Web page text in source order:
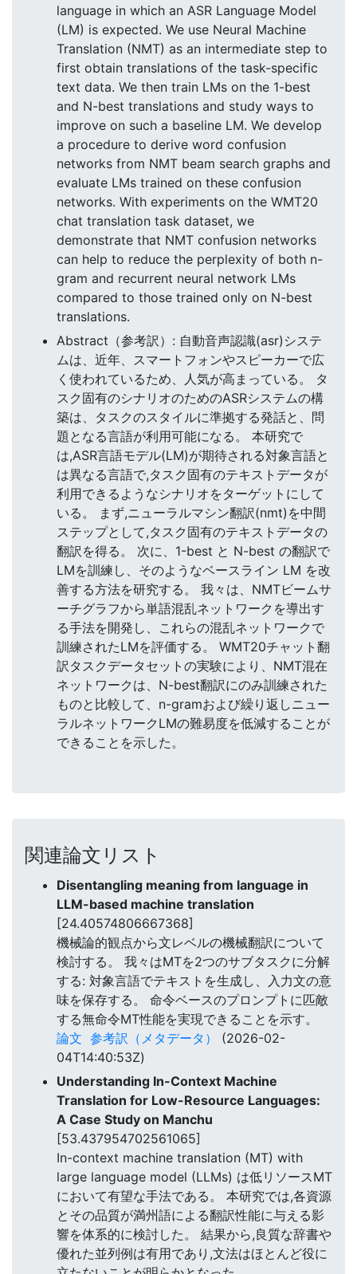
language in which an ASR Language Model
(LM) is expected. We use Neural Machine
Translation (NMT) as an intermediate step to
first obtain translations of the task-specific
text data. We then train LMs on the 1-best
and N-best translations and study ways to
improve on such a baseline LM. We develop
a procedure to derive word confusion
networks from NMT beam search graphs and
evaluate LMs trained on these confusion
networks. With experiments on the WMT20
chat translation task dataset, we
demonstrate that NMT confusion networks
can help to reduce the perplexity of both n-
gram and recurrent neural network LMs
compared to those trained only on N-best
translations.
Abstract（参考訳）: 自動音声認識(asr)システ
ムは、近年、スマートフォンやスピーカーで広
く使われているため、人気が高まっている。 タ
スク固有のシナリオのためのASRシステムの構
築は、タスクのスタイルに準拠する発話と、問
題となる言語が利用可能になる。 本研究で
は,ASR言語モデル(LM)が期待される対象言語と
は異なる言語で,タスク固有のテキストデータが
利用できるようなシナリオをターゲットにして
いる。 まず,ニューラルマシン翻訳(nmt)を中間
ステップとして,タスク固有のテキストデータの
翻訳を得る。 次に、1-best と N-best の翻訳で
LMを訓練し、そのようなベースライン LM を改
善する方法を研究する。 我々は、NMTビームサ
ーチグラフから単語混乱ネットワークを導出す
る手法を開発し、これらの混乱ネットワークで
訓練されたLMを評価する。 WMT20チャット翻
訳タスクデータセットの実験により、NMT混在
ネットワークは、N-best翻訳にのみ訓練された
ものと比較して、n-gramおよび繰り返しニュー
ラルネットワークLMの難易度を低減することが
できることを示した。
関連論文リスト
Disentangling meaning from language in
LLM-based machine translation
[24.40574806667368]
機械論的観点から文レベルの機械翻訳について
検討する。 我々はMTを2つのサブタスクに分解
する: 対象言語でテキストを生成し、入力文の意
味を保存する。 命令ベースのプロンプトに匹敵
する無命令MT性能を実現できることを示す。
論文 参考訳（メタデータ）
(2026-02-
04T14:40:53Z)
Understanding In-Context Machine
Translation for Low-Resource Languages:
A Case Study on Manchu
[53.437954702561065]
In-context machine translation (MT) with
large language model (LLMs) は低リソースMT
において有望な手法である。 本研究では,各資源
とその品質が満州語による翻訳性能に与える影
響を体系的に検討した。 結果から,良質な辞書や
優れた並列例は有用であり,文法はほとんど役に